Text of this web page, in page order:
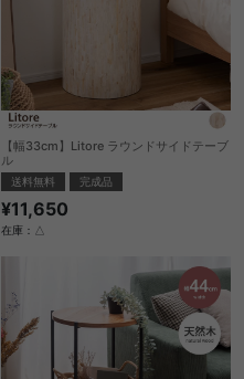
【幅33cm】Litore ラウンドサイドテーブ
ル
送料無料 完成品
¥11,650
在庫：△